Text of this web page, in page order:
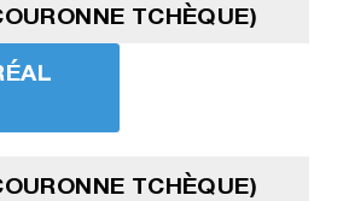
TCHÈQUE)
TCHÈQUE)